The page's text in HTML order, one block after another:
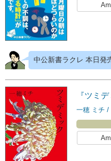
中公新書ラクレ 本日発
『ツミ
一穂 ミチ